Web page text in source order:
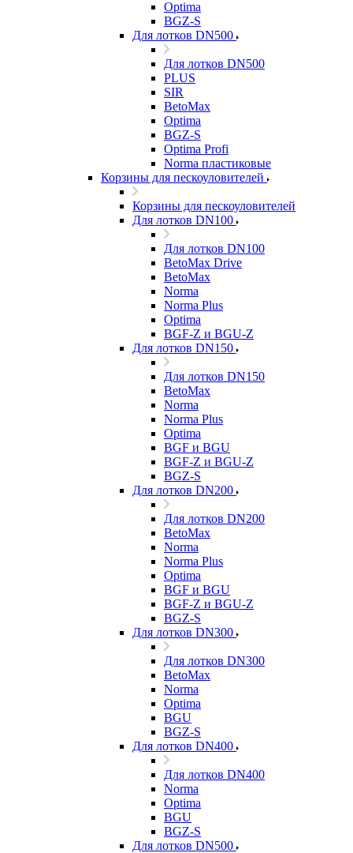
Optima
BGZ-S
Для лотков DN500
Для лотков DN500
PLUS
SIR
BetoMax
Optima
BGZ-S
Optima Profi
Norma пластиковые
Корзины для пескоуловителей
Корзины для пескоуловителей
Для лотков DN100
Для лотков DN100
BetoMax Drive
BetoMax
Norma
Norma Plus
Optima
BGF-Z и BGU-Z
Для лотков DN150
Для лотков DN150
BetoMax
Norma
Norma Plus
Optima
BGF и BGU
BGF-Z и BGU-Z
BGZ-S
Для лотков DN200
Для лотков DN200
BetoMax
Norma
Norma Plus
Optima
BGF и BGU
BGF-Z и BGU-Z
BGZ-S
Для лотков DN300
Для лотков DN300
BetoMax
Norma
Optima
BGU
BGZ-S
Для лотков DN400
Для лотков DN400
Norma
Optima
BGU
BGZ-S
Для лотков DN500